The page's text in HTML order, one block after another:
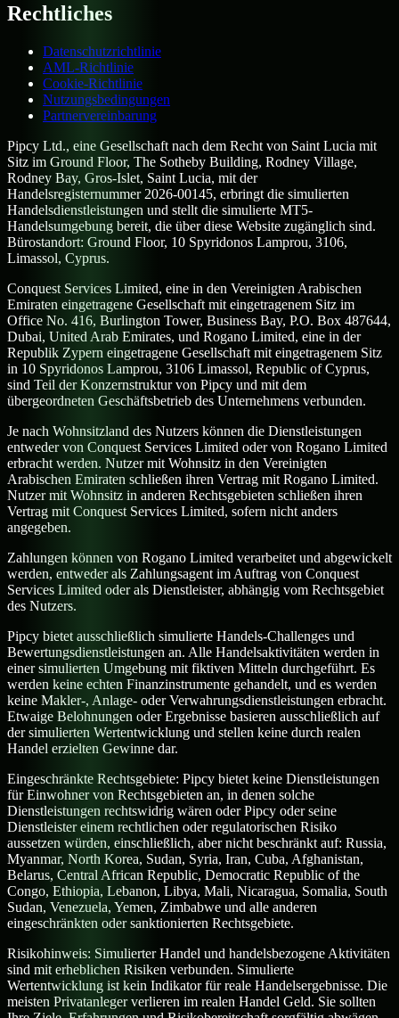
Rechtliches
Datenschutzrichtlinie
AML-Richtlinie
Cookie-Richtlinie
Nutzungsbedingungen
Partnervereinbarung
Pipcy Ltd., eine Gesellschaft nach dem Recht von Saint Lucia mit
Sitz im Ground Floor, The Sotheby Building, Rodney Village,
Rodney Bay, Gros-Islet, Saint Lucia, mit der
Handelsregisternummer 2026-00145, erbringt die simulierten
Handelsdienstleistungen und stellt die simulierte MT5-
Handelsumgebung bereit, die über diese Website zugänglich sind.
Bürostandort: Ground Floor, 10 Spyridonos Lamprou, 3106,
Limassol, Cyprus.
Conquest Services Limited, eine in den Vereinigten Arabischen
Emiraten eingetragene Gesellschaft mit eingetragenem Sitz im
Office No. 416, Burlington Tower, Business Bay, P.O. Box 487644,
Dubai, United Arab Emirates, und Rogano Limited, eine in der
Republik Zypern eingetragene Gesellschaft mit eingetragenem Sitz
in 10 Spyridonos Lamprou, 3106 Limassol, Republic of Cyprus,
sind Teil der Konzernstruktur von Pipcy und mit dem
übergeordneten Geschäftsbetrieb des Unternehmens verbunden.
Je nach Wohnsitzland des Nutzers können die Dienstleistungen
entweder von Conquest Services Limited oder von Rogano Limited
erbracht werden. Nutzer mit Wohnsitz in den Vereinigten
Arabischen Emiraten schließen ihren Vertrag mit Rogano Limited.
Nutzer mit Wohnsitz in anderen Rechtsgebieten schließen ihren
Vertrag mit Conquest Services Limited, sofern nicht anders
angegeben.
Zahlungen können von Rogano Limited verarbeitet und abgewickelt
werden, entweder als Zahlungsagent im Auftrag von Conquest
Services Limited oder als Dienstleister, abhängig vom Rechtsgebiet
des Nutzers.
Pipcy bietet ausschließlich simulierte Handels-Challenges und
Bewertungsdienstleistungen an. Alle Handelsaktivitäten werden in
einer simulierten Umgebung mit fiktiven Mitteln durchgeführt. Es
werden keine echten Finanzinstrumente gehandelt, und es werden
keine Makler-, Anlage- oder Verwahrungsdienstleistungen erbracht.
Etwaige Belohnungen oder Ergebnisse basieren ausschließlich auf
der simulierten Wertentwicklung und stellen keine durch realen
Handel erzielten Gewinne dar.
Eingeschränkte Rechtsgebiete: Pipcy bietet keine Dienstleistungen
für Einwohner von Rechtsgebieten an, in denen solche
Dienstleistungen rechtswidrig wären oder Pipcy oder seine
Dienstleister einem rechtlichen oder regulatorischen Risiko
aussetzen würden, einschließlich, aber nicht beschränkt auf: Russia,
Myanmar, North Korea, Sudan, Syria, Iran, Cuba, Afghanistan,
Belarus, Central African Republic, Democratic Republic of the
Congo, Ethiopia, Lebanon, Libya, Mali, Nicaragua, Somalia, South
Sudan, Venezuela, Yemen, Zimbabwe und alle anderen
eingeschränkten oder sanktionierten Rechtsgebiete.
Risikohinweis: Simulierter Handel und handelsbezogene Aktivitäten
sind mit erheblichen Risiken verbunden. Simulierte
Wertentwicklung ist kein Indikator für reale Handelsergebnisse. Die
meisten Privatanleger verlieren im realen Handel Geld. Sie sollten